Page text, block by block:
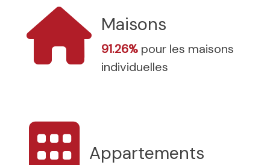
Maisons
91.26% pour les maisons
individuelles
Appartements